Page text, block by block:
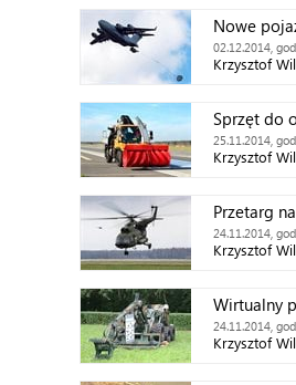
Nowe
02.12.2014,
Krzysztof
Sprzęt do
25.11.2014,
Krzysztof
Przetarg
24.11.2014,
Krzysztof
Wirtualny
24.11.2014,
Krzysztof